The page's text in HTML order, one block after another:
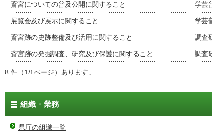
斎宮についての普及公開に関すること 学芸普
展覧会及び展示に関すること 学芸普
斎宮跡の史跡整備及び活用に関すること 調査研
斎宮跡の発掘調査、研究及び保護に関すること 調査研
8 件（1/1ページ）あります。
組織・業務
県庁の組織一覧